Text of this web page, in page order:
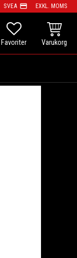
SVEA payment EXKL. MOMS
FAVORITER